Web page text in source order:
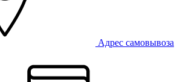
Адрес самовывоза